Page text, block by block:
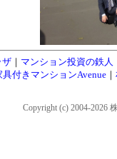
ザ ｜ マンション投資の鉄人
具付きマンションAvenue｜
Copyright (c) 2004-2026